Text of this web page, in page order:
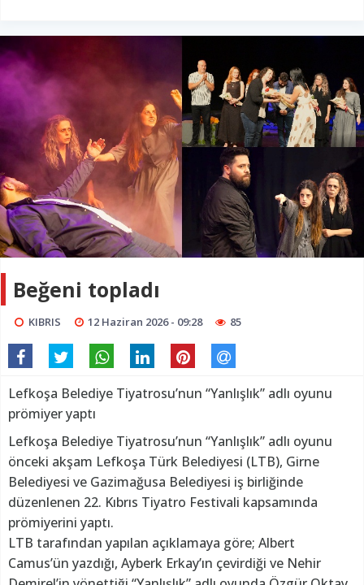
Beğeni topladı
KIBRIS 12 Haziran 2026 - 09:28 85
Lefkoşa Belediye Tiyatrosu’nun “Yanlışlık” adlı oyunu
prömiyer yaptı
Lefkoşa Belediye Tiyatrosu’nun “Yanlışlık” adlı oyunu
önceki akşam Lefkoşa Türk Belediyesi (LTB), Girne
Belediyesi ve Gazimağusa Belediyesi iş birliğinde
düzenlenen 22. Kıbrıs Tiyatro Festivali kapsamında
prömiyerini yaptı.
LTB tarafından yapılan açıklamaya göre; Albert
Camus’ün yazdığı, Ayberk Erkay’ın çevirdiği ve Nehir